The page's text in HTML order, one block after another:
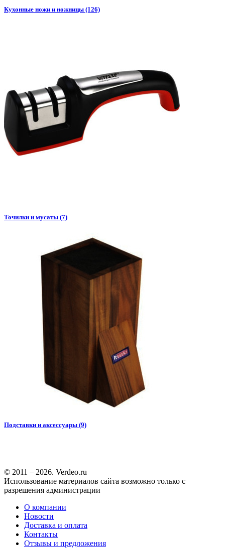
Кухонные ножи и ножницы (126)
Точилки и мусаты (7)
Подставки и аксессуары (9)
© 2011 – 2026. Verdeo.ru
Использование материалов сайта возможно только с
разрешения администрации
О компании
Новости
Доставка и оплата
Контакты
Отзывы и предложения